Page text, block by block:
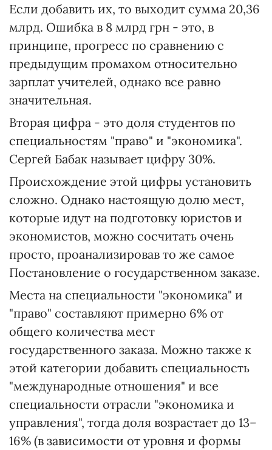
Если добавить их, то выходит сумма 20,36
млрд. Ошибка в 8 млрд грн - это, в
принципе, прогресс по сравнению с
предыдущим промахом относительно
зарплат учителей, однако все равно
значительная.
Вторая цифра - это доля студентов по
специальностям "право" и "экономика".
Сергей Бабак называет цифру 30%.
Происхождение этой цифры установить
сложно. Однако настоящую долю мест,
которые идут на подготовку юристов и
экономистов, можно сосчитать очень
просто, проанализировав то же самое
Постановление о государственном заказе.
Места на специальности "экономика" и
"право" составляют примерно 6% от
общего количества мест
государственного заказа. Можно также к
этой категории добавить специальность
"международные отношения" и все
специальности отрасли "экономика и
управления", тогда доля возрастает до 13–
16% (в зависимости от уровня и формы